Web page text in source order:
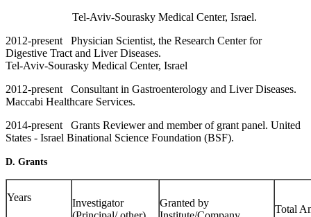
Tel-Aviv-Sourasky Medical Center, Israel.
2012-present Physician Scientist, the Research Center for
Digestive Tract and Liver Diseases.
Tel-Aviv-Sourasky Medical Center, Israel
2012-present Consultant in Gastroenterology and Liver Diseases.
Maccabi Healthcare Services.
2014-present Grants Reviewer and member of grant panel. United
States - Israel Binational Science Foundation (BSF).
D. Grants
Years
Investigator
Granted by
Total